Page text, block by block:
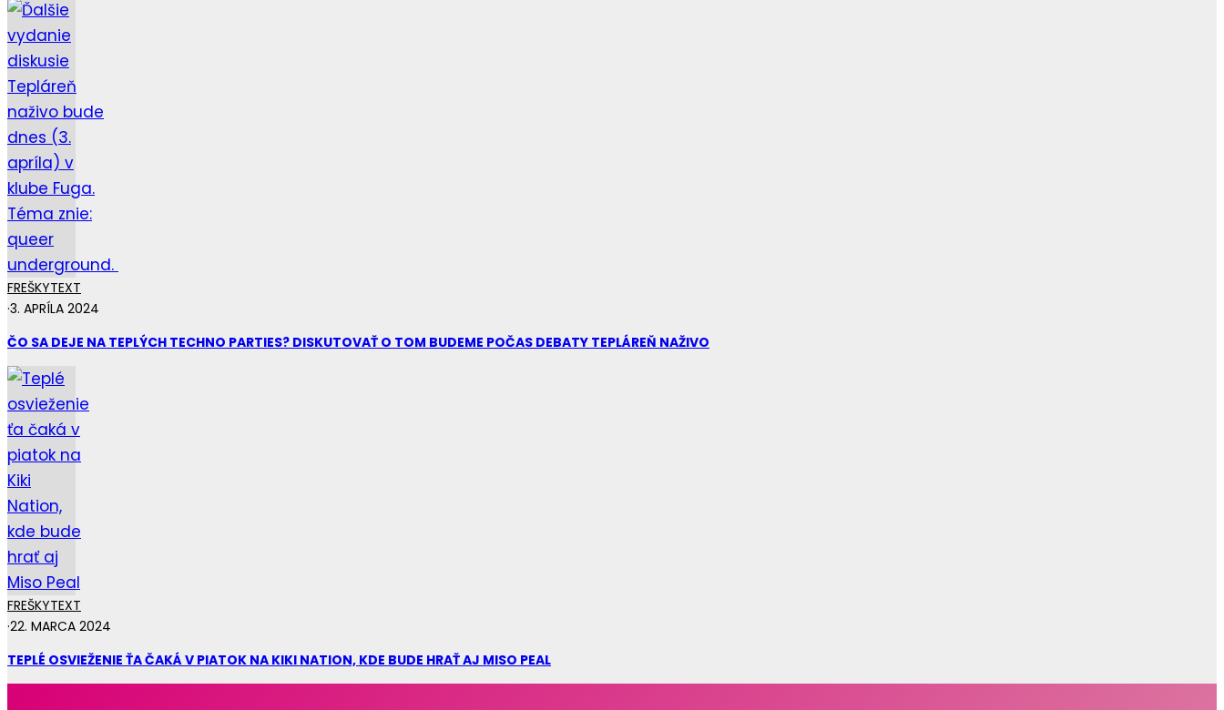
FREŠKYTEXT
·3. APRÍLA 2024
ČO SA DEJE NA TEPLÝCH TECHNO PARTIES? DISKUTOVAŤ O TOM BUDEME POČAS DEBATY TEPLÁREŇ NAŽIVO
FREŠKYTEXT
·22. MARCA 2024
TEPLÉ OSVIEŽENIE ŤA ČAKÁ V PIATOK NA KIKI NATION, KDE BUDE HRAŤ AJ MISO PEAL